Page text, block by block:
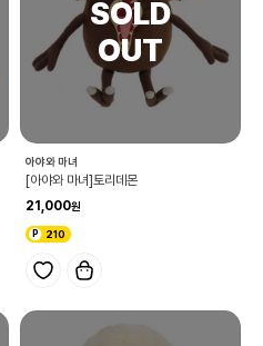
아야와 마녀
[아야와 마녀]토리데몬
21,000
210